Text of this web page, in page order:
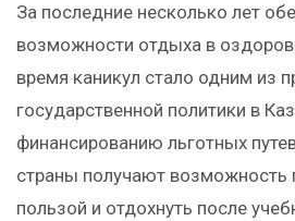
За последние несколько лет
возможности отдыха в
время каникул стало одним из
государственной политики в
финансированию льготных
страны получают возможность
пользой и отдохнуть после